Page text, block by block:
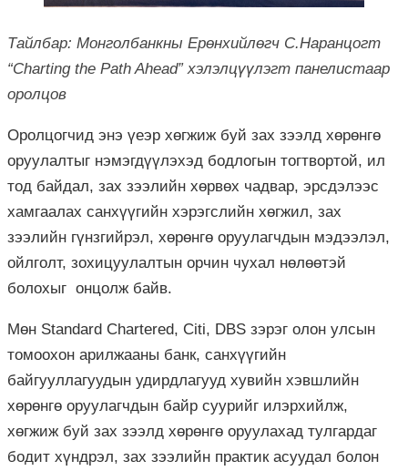
Тайлбар: Монголбанкны Ерөнхийлөгч С.Наранцогт
“Charting the Path Ahead” хэлэлцүүлэгт панелистаар
оролцов
Оролцогчид энэ үеэр хөгжиж буй зах зээлд хөрөнгө
оруулалтыг нэмэгдүүлэхэд бодлогын тогтвортой, ил
тод байдал, зах зээлийн хөрвөх чадвар, эрсдэлээс
хамгаалах санхүүгийн хэрэгслийн хөгжил, зах
зээлийн гүнзгийрэл, хөрөнгө оруулагчдын мэдээлэл,
ойлголт, зохицуулалтын орчин чухал нөлөөтэй
болохыг онцолж байв.
Мөн Standard Chartered, Citi, DBS зэрэг олон улсын
томоохон арилжааны банк, санхүүгийн
байгууллагуудын удирдлагууд хувийн хэвшлийн
хөрөнгө оруулагчдын байр суурийг илэрхийлж,
хөгжиж буй зах зээлд хөрөнгө оруулахад тулгардаг
бодит хүндрэл, зах зээлийн практик асуудал болон